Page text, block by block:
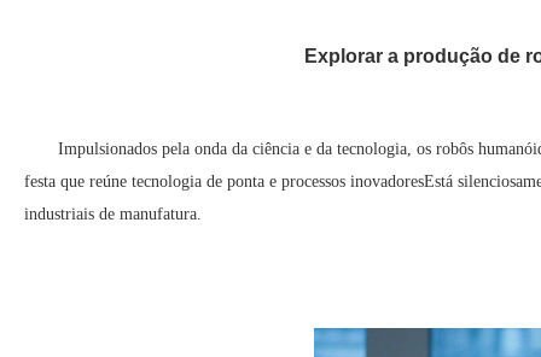
Explorar a produção de
Impulsionados pela onda da ciência e da tecnologia, os robôs
festa que reúne tecnologia de ponta e processos inovadoresEstá
industriais de manufatura.